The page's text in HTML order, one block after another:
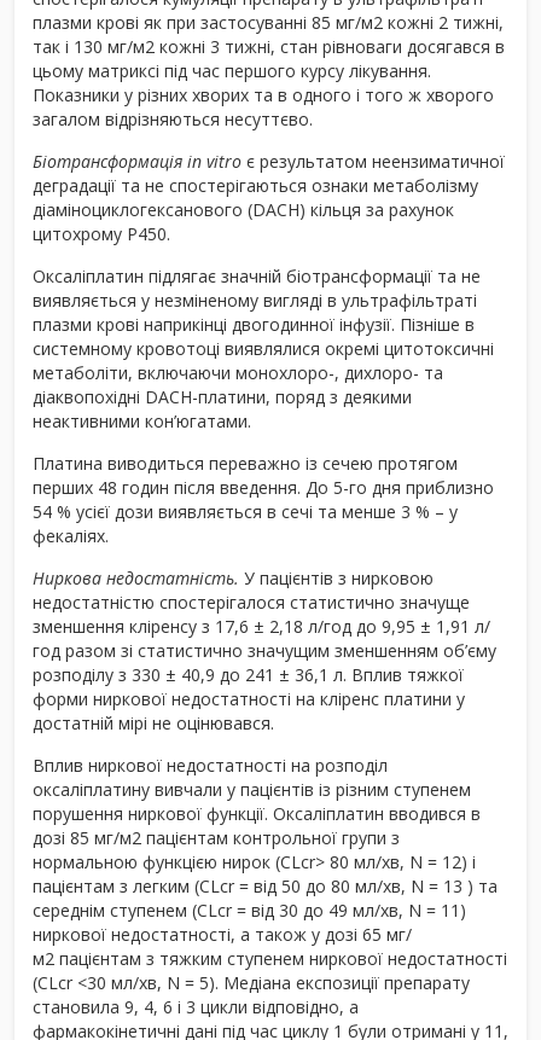
плазми крові як при застосуванні 85 мг/м2 кожні 2 тижні,
так і 130 мг/м2 кожні 3 тижні, стан рівноваги досягався в
цьому матриксі під час першого курсу лікування.
Показники у різних хворих та в одного і того ж хворого
загалом відрізняються несуттєво.
Біотрансформація in vitro є результатом неензиматичної
деградації та не спостерігаються ознаки метаболізму
діаміноциклогексанового (DACH) кільця за рахунок
цитохрому P450.
Оксаліплатин підлягає значній біотрансформації та не
виявляється у незміненому вигляді в ультрафільтраті
плазми крові наприкінці двогодинної інфузії. Пізніше в
системному кровотоці виявлялися окремі цитотоксичні
метаболіти, включаючи монохлоро-, дихлоро- та
діаквопохідні DACH-платини, поряд з деякими
неактивними кон’югатами.
Платина виводиться переважно із сечею протягом
перших 48 годин після введення. До 5-го дня приблизно
54 % усієї дози виявляється в сечі та менше 3 % – у
фекаліях.
Ниркова недостатність. У пацієнтів з нирковою
недостатністю спостерігалося статистично значуще
зменшення кліренсу з 17,6 ± 2,18 л/год до 9,95 ± 1,91 л/
год разом зі статистично значущим зменшенням об’єму
розподілу з 330 ± 40,9 до 241 ± 36,1 л. Вплив тяжкої
форми ниркової недостатності на кліренс платини у
достатній мірі не оцінювався.
Вплив ниркової недостатності на розподіл
оксаліплатину вивчали у пацієнтів із різним ступенем
порушення ниркової функції. Оксаліплатин вводився в
дозі 85 мг/м2 пацієнтам контрольної групи з
нормальною функцією нирок (CLcr> 80 мл/хв, N = 12) і
пацієнтам з легким (CLcr = від 50 до 80 мл/хв, N = 13 ) та
середнім ступенем (CLcr = від 30 до 49 мл/хв, N = 11)
ниркової недостатності, а також у дозі 65 мг/
м2 пацієнтам з тяжким ступенем ниркової недостатності
(CLcr <30 мл/хв, N = 5). Медіана експозиції препарату
становила 9, 4, 6 і 3 цикли відповідно, а
фармакокінетичні дані під час циклу 1 були отримані у 11,